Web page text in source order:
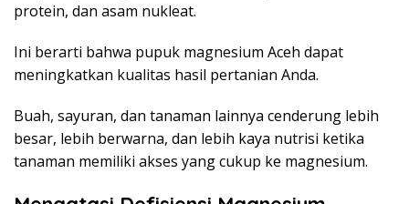
protein, dan asam nukleat.
Ini berarti bahwa pupuk magnesium Aceh dapat
meningkatkan kualitas hasil pertanian Anda.
Buah, sayuran, dan tanaman lainnya cenderung lebih
besar, lebih berwarna, dan lebih kaya nutrisi ketika
tanaman memiliki akses yang cukup ke magnesium.